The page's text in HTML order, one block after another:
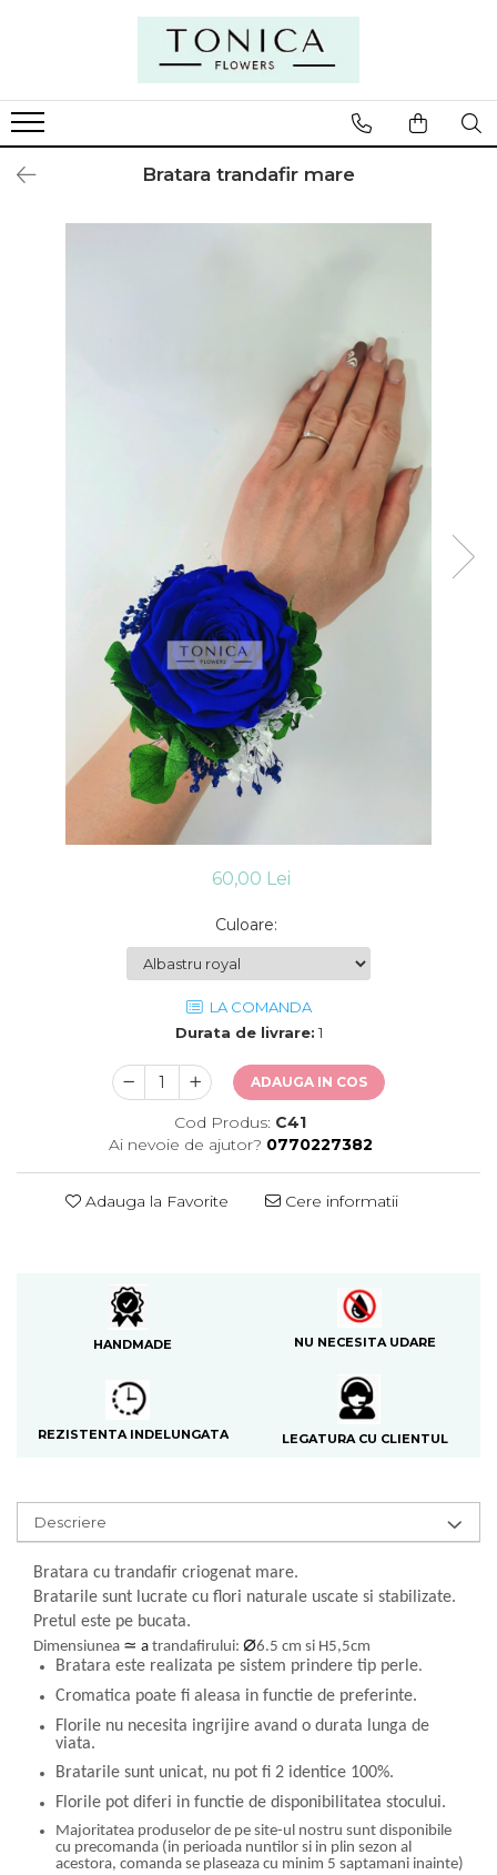
Bratara trandafir mare
60,00 Lei
Culoare:
LA COMANDA
Durata de livrare: 1
ADAUGA IN COS
Cod Produs: C41
Ai nevoie de ajutor? 0770227382
Adauga la Favorite Cere informatii
HANDMADE NU NECESITA UDARE
REZISTENTA INDELUNGATA LEGATURA CU CLIENTUL
Descriere
Bratara cu trandafir criogenat mare.
Bratarile sunt lucrate cu flori naturale uscate si stabilizate.
Pretul este pe bucata.
Dimensiunea ≃ a trandafirului: ⌀6.5 cm si H5,5cm
Bratara este realizata pe sistem prindere tip perle.
Cromatica poate fi aleasa in functie de preferinte.
Florile nu necesita ingrijire avand o durata lunga de
viata.
Bratarile sunt unicat, nu pot fi 2 identice 100%.
Florile pot diferi in functie de disponibilitatea stocului.
Majoritatea produselor de pe site-ul nostru sunt disponibile
cu precomanda (in perioada nuntilor si in plin sezon al
acestora, comanda se plaseaza cu minim 5 saptamani inainte)